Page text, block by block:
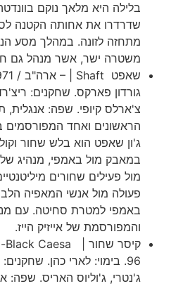
בלילה היא מלאך נוקם בוונדטה
שדרדרו את אחותה הקטנה
מתחזה לזונה. במהלך מסע
משטרה ישר, אשר מנהל גם חיים
גורדון פארקס. שחקנים: ריצ'רד
צ'ארלס קיופי. שפה: אנגלית,
הראשונים ואחד המפורסמים
ג'ון שאפט הוא בלש שחור וקול
במאבק מול באמפי, מנהיג של
מול פעילים שחורים
פעולה מול אנשי המאפיה
באמפי למטרת סחיטה. עם
והמפורסמת של אייזיק הייז.
96. בימוי: לארי כהן. שחקנים:
ג'נטרי, ג'וליוס האריס. שפה: